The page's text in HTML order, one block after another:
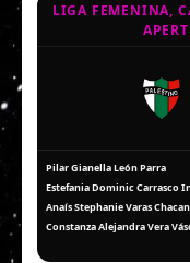
LIGA FEMENINA,
Pilar Gianella León Parra
Estefania Dominic Carrasco
Anaís Stephanie Varas
Constanza Alejandra Vera